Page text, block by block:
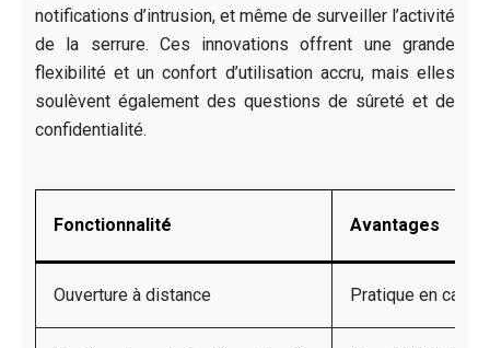
notifications d’intrusion, et même de surveiller l’activité
de la serrure. Ces innovations offrent une grande
flexibilité et un confort d’utilisation accru, mais elles
soulèvent également des questions de sûreté et de
confidentialité.
Fonctionnalité Avantages
Ouverture à distance Pratique en cas